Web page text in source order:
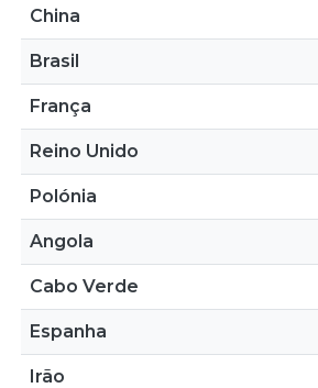
China
Brasil
França
Reino Unido
Polónia
Angola
Cabo Verde
Espanha
Irão